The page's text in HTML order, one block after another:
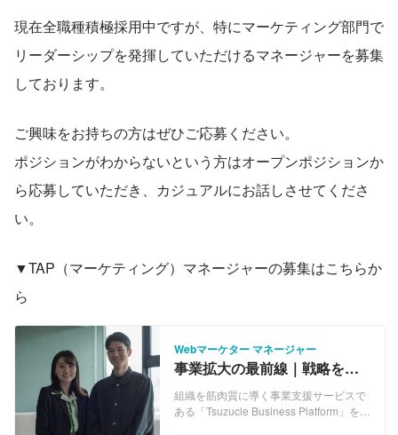
現在全職種積極採用中ですが、特にマーケティング部門で
リーダーシップを発揮していただけるマネージャーを募集
しております。
ご興味をお持ちの方はぜひご応募ください。
ポジションがわからないという方はオープンポジションか
ら応募していただき、カジュアルにお話しさせてくださ
い。
▼TAP（マーケティング）マネージャーの募集はこちらか
ら
Webマーケター マネージャー
事業拡大の最前線｜戦略を描
き実行するWebマーケティン
グリーダー募集
組織を筋肉質に導く事業支援サービスで
ある「Tsuzucle Business Platform」をも